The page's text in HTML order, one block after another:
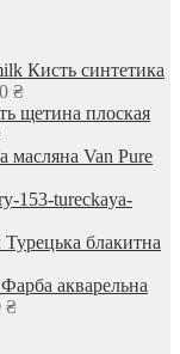
Кисть синтетика
₴
щетина плоская
масляна Van Pure
блакитна
Фарба акварельна
₴